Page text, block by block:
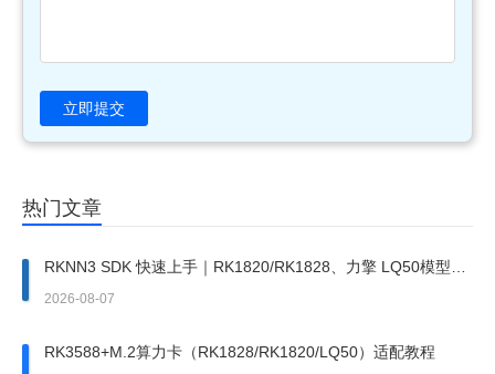
立即提交
热门文章
RKNN3 SDK 快速上手｜RK1820/RK1828、力擎 LQ50模型部
署完整步骤
2026-08-07
RK3588+M.2算力卡（RK1828/RK1820/LQ50）适配教程